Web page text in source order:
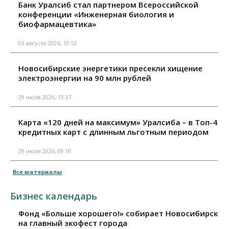
Банк Уралсиб стал партнером Всероссийской
конференции «Инженерная биология и
биофармацевтика»
03 августа 2026, 10:53
Новосибирские энергетики пресекли хищение
электроэнергии на 90 млн рублей
29 июля 2026, 13:37
Карта «120 дней на максимум» Уралсиба – в Топ-4
кредитных карт с длинным льготным периодом
29 июля 2026, 09:10
Все материалы
Бизнес календарь
Фонд «Больше хорошего!» собирает Новосибирск
на главный экофест города